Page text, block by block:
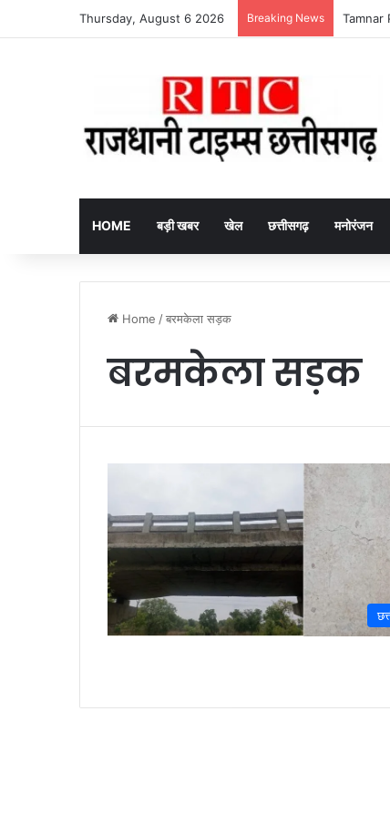
Thursday, August 6 2026 Breaking News itel Ace
HOME बड़ी खबर खेल छत्तीसगढ़ मनोरंजन
Home /बरमकेला सड़क
बरमकेला सड़क